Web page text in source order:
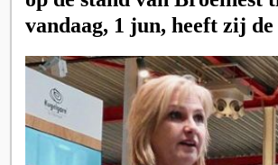
vandaag, 1 jun, heeft zij